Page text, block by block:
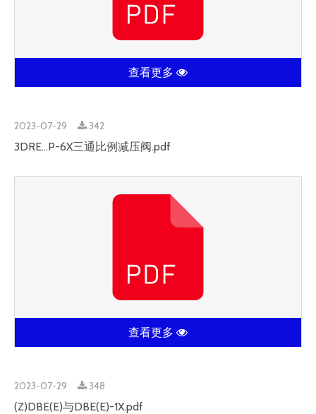
查看更多
2023-07-29 342
3DRE...P-6X三通比例减压阀.pdf
查看更多
2023-07-29 348
(Z)DBE(E)与DBE(E)-1X.pdf